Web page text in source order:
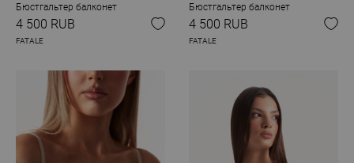
Бюстгальтер балконет
4 500 RUB
FATALE
Бюстгальтер балконет
4 500 RUB
FATALE